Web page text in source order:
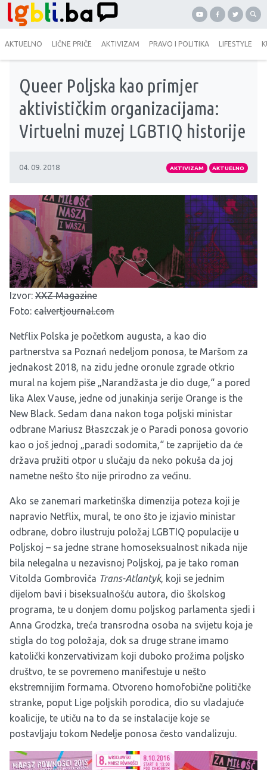
AKTUELNO LIČNE PRIČE AKTIVIZAM PRAVO I POLITIKA LIFESTYLE
Queer Poljska kao primjer
aktivističkim organizacijama:
Virtuelni muzej LGBTIQ historije
04. 09. 2018 AKTIVIZAM AKTUELNO
Izvor: XXZ Magazine
Foto: calvertjournal.com
Netflix Polska je početkom augusta, a kao dio
partnerstva sa Poznań nedeljom ponosa, te Maršom za
jednakost 2018, na zidu jedne oronule zgrade otkrio
mural na kojem piše „Narandžasta je dio duge,“ a pored
lika Alex Vause, jedne od junakinja serije Orange is the
New Black. Sedam dana nakon toga poljski ministar
odbrane Mariusz Błaszczak je o Paradi ponosa govorio
kao o još jednoj „paradi sodomita,“ te zaprijetio da će
država pružiti otpor u slučaju da neko pokuša da joj
nametne nešto što nije prirodno za većinu.
Ako se zanemari marketinška dimenzija poteza koji je
napravio Netflix, mural, te ono što je izjavio ministar
odbrane, dobro ilustruju položaj LGBTIQ populacije u
Poljskoj – sa jedne strane homoseksualnost nikada nije
bila nelegalna u nezavisnoj Poljskoj, pa je tako roman
Vitolda Gombroviča Trans-Atlantyk, koji se jednim
dijelom bavi i biseksualnošću autora, dio školskog
programa, te u donjem domu poljskog parlamenta sjedi i
Anna Grodzka, treća transrodna osoba na svijetu koja je
stigla do tog položaja, dok sa druge strane imamo
katolički konzervativizam koji duboko prožima poljsko
društvo, te se povremeno manifestuje u nešto
ekstremnijim formama. Otvoreno homofobične političke
stranke, poput Lige poljskih porodica, dio su vladajuće
koalicije, te utiču na to da se instalacije koje se
postavljaju tokom Nedelje ponosa često vandalizuju.